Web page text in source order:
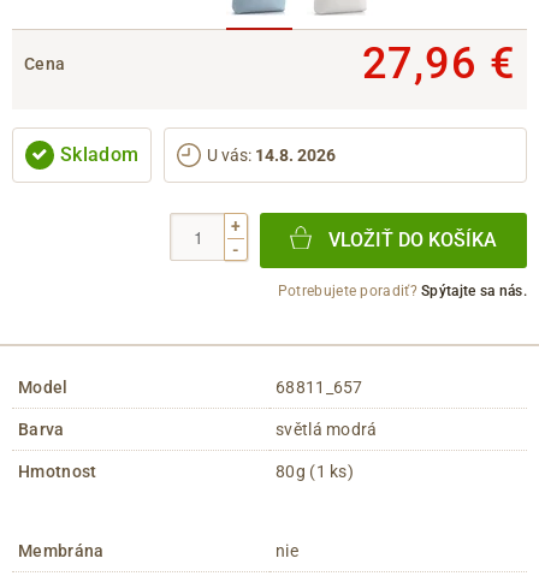
Cena 27,96 €
Skladom U vás: 14.8. 2026
+
-
VLOŽIŤ DO KOŠÍKA
Potrebujete poradiť?Spýtajte sa nás.
Model 68811_657
Barva světlá modrá
Hmotnost 80g (1 ks)
Membrána nie